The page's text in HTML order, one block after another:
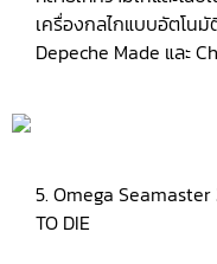
เครื่องกลไกแบบอัตโนมั
Depeche Made และ
5. Omega
TO DIE